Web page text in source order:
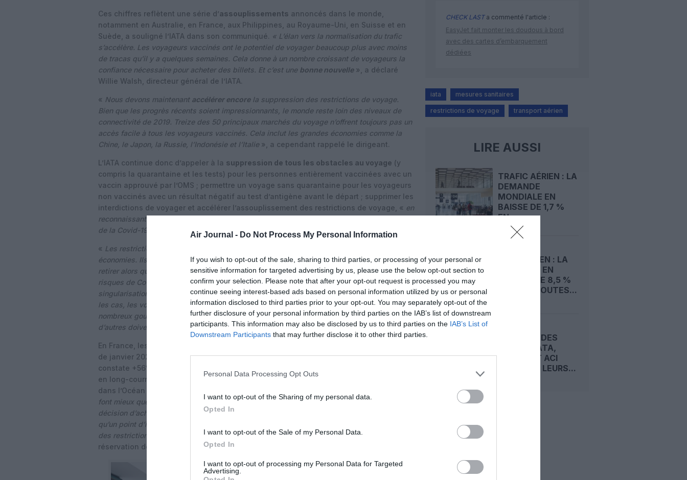
Air Journal - Do Not Process My Personal Information
If you wish to opt-out of the sale, sharing to third parties, or processing of your personal or
sensitive information for targeted advertising by us, please use the below opt-out section to
confirm your selection. Please note that after your opt-out request is processed you may
continue seeing interest-based ads based on personal information utilized by us or personal
information disclosed to third parties prior to your opt-out. You may separately opt-out of the
further disclosure of your personal information by third parties on the IAB’s list of downstream
participants. This information may also be disclosed by us to third parties on the IAB’s List of
Downstream Participants that may further disclose it to other third parties.
Personal Data Processing Opt Outs
I want to opt-out of the Sharing of my personal data.
Opted In
I want to opt-out of the Sale of my Personal Data.
Opted In
I want to opt-out of processing my Personal Data for Targeted
Advertising.
Ces chiffres reflètent une série d’assouplissements annoncés dans le monde,
notamment en Australie, en France, aux Philippines, au Royaume-Uni, en Suisse et en
Suède, a souligné l’IATA dans son communiqué. « L’élan vers la normalisation du trafic
s’accélère. Les voyageurs vaccinés ont le potentiel de voyager beaucoup plus avec moins
de tracas qu’il y a quelques semaines. Cela donne à un nombre croissant de voyageurs la
confiance nécessaire pour acheter des billets. Et c’est une bonne nouvelle», a déclaré
Willie Walsh, directeur général de l’IATA.
« Nous devons maintenant accélérer encorela suppression des restrictions de voyage.
Bien que les progrès récents soient impressionnants, le monde reste loin des niveaux de
connectivité de 2019. Treize des 50 principaux marchés du voyage n’offrent toujours pas un
accès facile à tous les voyageurs vaccinés. Cela inclut les grandes économies comme la
Chine, le Japon, la Russie, l’Indonésie et l’Italie », a cependant rappelé le dirigeant.
L’IATA continue donc d’appeler à la suppression de tous les obstacles au voyage (y
compris la quarantaine et les tests) pour les personnes entièrement vaccinées avec un
vaccin approuvé par l’OMS ; permettre un voyage sans quarantaine pour les voyageurs
non vaccinés avec un résultat négatif au test d’antigène avant le départ ; supprimer les
interdictions de voyager et accélérer l’assouplissement des restrictions de voyage, « en
reconnaissant que
de la Covid-19 que sa présence déjà dans la population générale
« Les restrictions de voyage ont eu de graves répercussions sur les personnes et sur les
économies. Ils n’ont cependant pas stoppé la propagation du virus. Et il est temps de les
retirer alors que
nous apprenons à vivre et à voyagerdans un monde qui présentera des
risques de Covid-19 dans un avenir prévisible. Cela signifie mettre un terme à la
singularisation de la population itinérante par des mesures spéciales. Dans presque tous
les cas, les voyageurs n’apportent pas plus de risques à un marché qu’il n’y en a déjà. De
nombreux gouvernements l’ont déjà reconnu et ont supprimé les restrictions. Beaucoup
d’autres doivent suivre
», a conclu Willie Walsh.
En France, les acteurs du tourisme en ligne confirment une progression de leur activité
de janvier 2022, surtout en vol sec. L’agence de voyage Bourse des vols, par exemple,
constate +56% de recherche et +14% de vente par rapport à janvier 2021 -ses ventes
en long-courrier étant drivées par le Mexique, les USA et un ensemble des destinations
dans l’Océan Indien. «
font mieux que sur le premier trimestre 2019 – qui fut un excellent millésime du vol sec en
décision d’achat -, entre autres, le Mexique, les USA, la Nouvelle Calédonie. Il semblerait
qu’un point d’inflexion ait été franchi quant aux achats de vols secs et que la fin anticipée
des restrictions sanitaires ait libérer nombre de budgets vacances», selon le service de
réservation de Bourse des vols.
CHECK LASTa commenté l'article :
EasyJet fait monter les doudous à bord
avec des cartes d’embarquement
dédiées
iata mesures sanitaires
restrictions de voyage transport aérien
LIRE AUSSI
TRAFIC AÉRIEN : LA
DEMANDE
MONDIALE EN
BAISSE DE 1,7 %
EN...
FRET AÉRIEN : LA
DEMANDE EN
HAUSSE DE 8,5 %
EN JUIN, TOUTES...
SÉCURITÉ DES
PISTES : IATA,
CANSO ET ACI
UNISSENT LEURS...